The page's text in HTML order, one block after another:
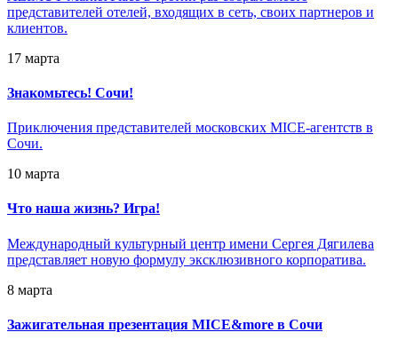
представителей отелей, входящих в сеть, своих партнеров и
клиентов.
17 марта
Знакомьтесь! Сочи!
Приключения представителей московских MICE-агентств в
Сочи.
10 марта
Что наша жизнь? Игра!
Международный культурный центр имени Сергея Дягилева
представляет новую формулу эксклюзивного корпоратива.
8 марта
Зажигательная презентация MICE&more в Сочи